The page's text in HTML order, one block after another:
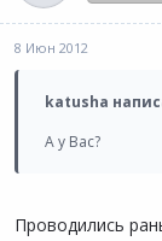
8 Июн 2012
katusha
А у Вас?
Проводились